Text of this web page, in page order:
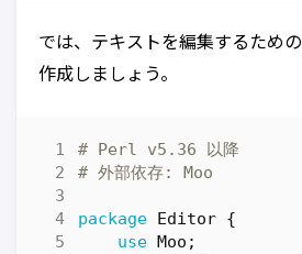
では、テキストを編集するための
作成しましょう。
# Perl v5.36 以降
# 外部依存: Moo
package Editor {
use
Moo ;